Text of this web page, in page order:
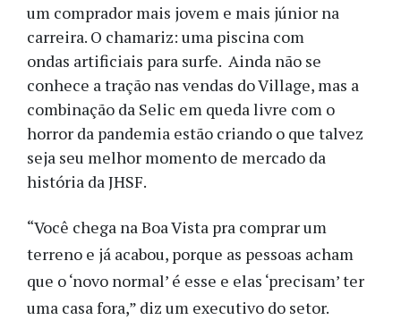
um comprador mais jovem e mais júnior na
carreira. O chamariz: uma piscina com
ondas artificiais para surfe. Ainda não se
conhece a tração nas vendas do Village, mas a
combinação da Selic em queda livre com o
horror da pandemia estão criando o que talvez
seja seu melhor momento de mercado da
história da JHSF.
“Você chega na Boa Vista pra comprar um
terreno e já acabou, porque as pessoas acham
que o ‘novo normal’ é esse e elas ‘precisam’ ter
uma casa fora,” diz um executivo do setor.